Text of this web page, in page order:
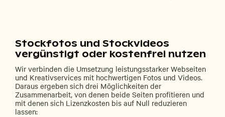
Stockfotos und Stockvideos
vergünstigt oder kostenfrei nutzen
Wir verbinden die Umsetzung leistungsstarker Webseiten
und Kreativservices mit hochwertigen Fotos und Videos.
Daraus ergeben sich drei Möglichkeiten der
Zusammenarbeit, von denen beide Seiten profitieren und
mit denen sich Lizenzkosten bis auf Null reduzieren
lassen: